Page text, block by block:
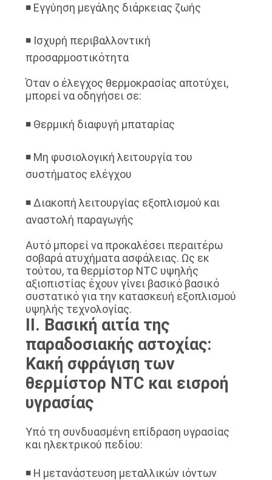
PRIVACY
POLICY
◾ Εγγύηση μεγάλης διάρκειας ζωής
◾ Ισχυρή περιβαλλοντική
προσαρμοστικότητα
Όταν ο έλεγχος θερμοκρασίας αποτύχει,
μπορεί να οδηγήσει σε:
◾ Θερμική διαφυγή μπαταρίας
◾ Μη φυσιολογική λειτουργία του
συστήματος ελέγχου
◾ Διακοπή λειτουργίας εξοπλισμού και
αναστολή παραγωγής
Αυτό μπορεί να προκαλέσει περαιτέρω
σοβαρά ατυχήματα ασφάλειας. Ως εκ
τούτου, τα θερμίστορ NTC υψηλής
αξιοπιστίας έχουν γίνει βασικό βασικό
συστατικό για την κατασκευή εξοπλισμού
υψηλής τεχνολογίας.
II. Βασική αιτία της
παραδοσιακής αστοχίας:
Κακή σφράγιση των
θερμίστορ NTC και εισροή
υγρασίας
Υπό τη συνδυασμένη επίδραση υγρασίας
και ηλεκτρικού πεδίου:
◾ Η μετανάστευση μεταλλικών ιόντων